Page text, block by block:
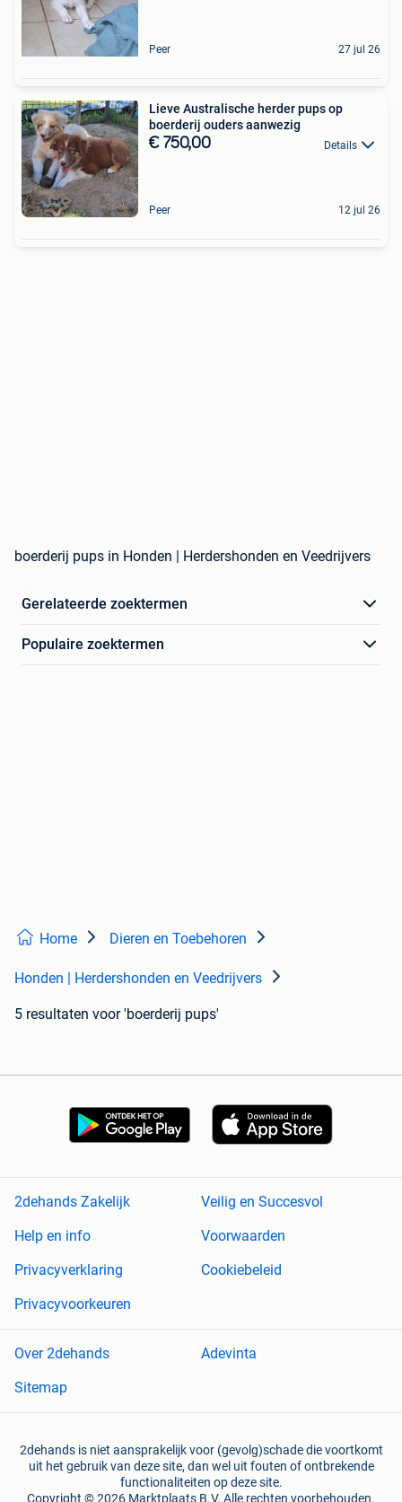
Peer 27 jul 26
Lieve Australische herder pups op
boerderij ouders aanwezig
€ 750,00 Details
Peer 12 jul 26
boerderij pups in Honden | Herdershonden en Veedrijvers
Gerelateerde zoektermen
Populaire zoektermen
Home Dieren en Toebehoren
Honden | Herdershonden en Veedrijvers
5 resultaten voor 'boerderij pups'
2dehands Zakelijk
Veilig en Succesvol
Help en info
Voorwaarden
Privacyverklaring
Cookiebeleid
Privacyvoorkeuren
Over 2dehands
Adevinta
Sitemap
2dehands is niet aansprakelijk voor (gevolg)schade die voortkomt
uit het gebruik van deze site, dan wel uit fouten of ontbrekende
functionaliteiten op deze site.
Copyright © 2026 Marktplaats B.V. Alle rechten voorbehouden.